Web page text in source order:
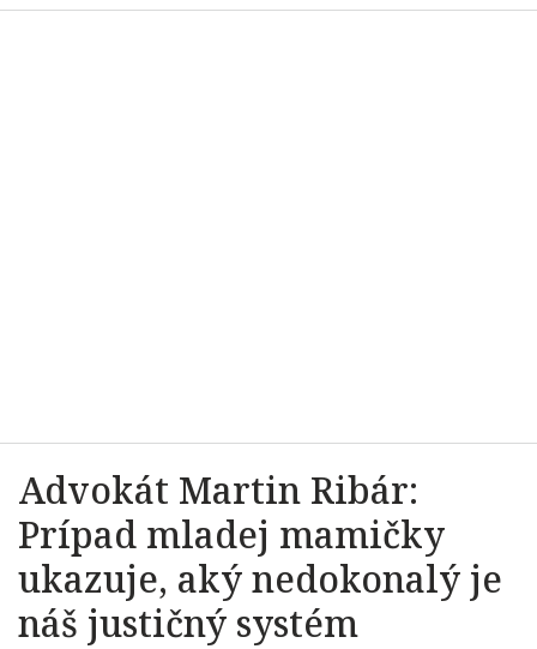
Advokát Martin Ribár:
Prípad mladej mamičky
ukazuje, aký nedokonalý je
náš justičný systém